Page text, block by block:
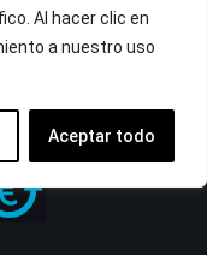
Al hacer clic en
a nuestro uso
Aceptar todo
a 20:00h - Sab